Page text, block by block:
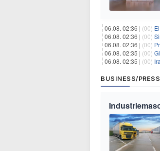
06.08. 02:36 | (00)
06.08. 02:36 | (00)
06.08. 02:36 | (00)
06.08. 02:35 | (00)
06.08. 02:35 | (00)
BUSINESS/